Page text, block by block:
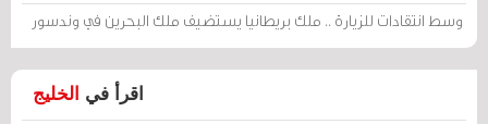
وسط انتقادات للزيارة .. ملك بريطانيا يستضيف ملك البحرين في وندسور
اقرأ في الخليج